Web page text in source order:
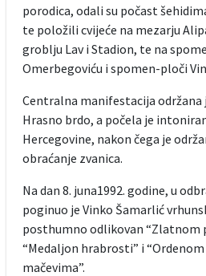
porodica, odali su počast
te položili cvijeće na mezarju
groblju Lav i Stadion, te na
Omerbegoviću i spomen-ploči
Centralna manifestacija održana
Hrasno brdo, a počela je
Hercegovine, nakon čega je
obraćanje zvanica.
Na dan 8. juna1992. godine, u
poginuo je Vinko Šamarlić
posthumno odlikovan “Zlatnom
“Medaljon hrabrosti” i
mačevima”.